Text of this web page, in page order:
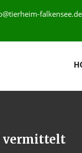
falkensee.de
vermittelt